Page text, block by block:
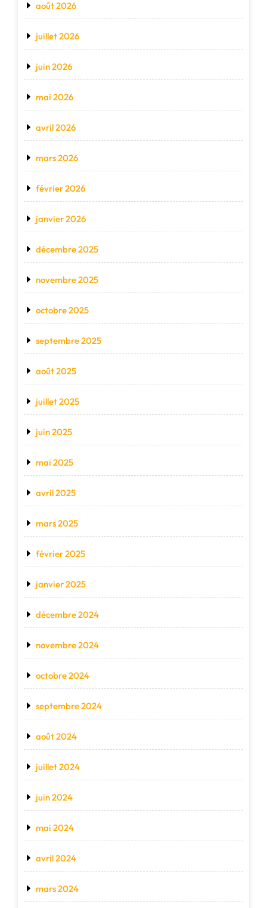
août 2026
juillet 2026
juin 2026
mai 2026
avril 2026
mars 2026
février 2026
janvier 2026
décembre 2025
novembre 2025
octobre 2025
septembre 2025
août 2025
juillet 2025
juin 2025
mai 2025
avril 2025
mars 2025
février 2025
janvier 2025
décembre 2024
novembre 2024
octobre 2024
septembre 2024
août 2024
juillet 2024
juin 2024
mai 2024
avril 2024
mars 2024